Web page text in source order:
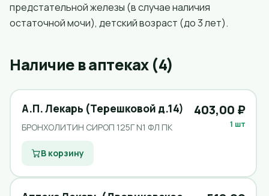
предстательной железы (в случае наличия
остаточной мочи), детский возраст (до 3 лет).
Наличие в аптеках (4)
А.П. Лекарь (Терешковой д.14)
БРОНХОЛИТИН СИРОП 125Г N1 ФЛ ПК
403,00 ₽
1 шт
В корзину